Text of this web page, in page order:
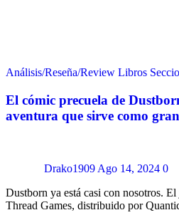
Análisis/Reseña/Review Libros
El cómic precuela de
aventura que sirve como
Drako1909 Ago 14, 2024 0
Dustborn ya está casi con nosotros.
Thread Games, distribuido por